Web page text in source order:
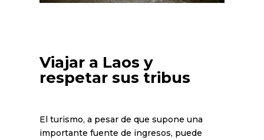
Viajar a Laos y
respetar sus tribus
El turismo, a pesar de que supone una
importante fuente de ingresos, puede